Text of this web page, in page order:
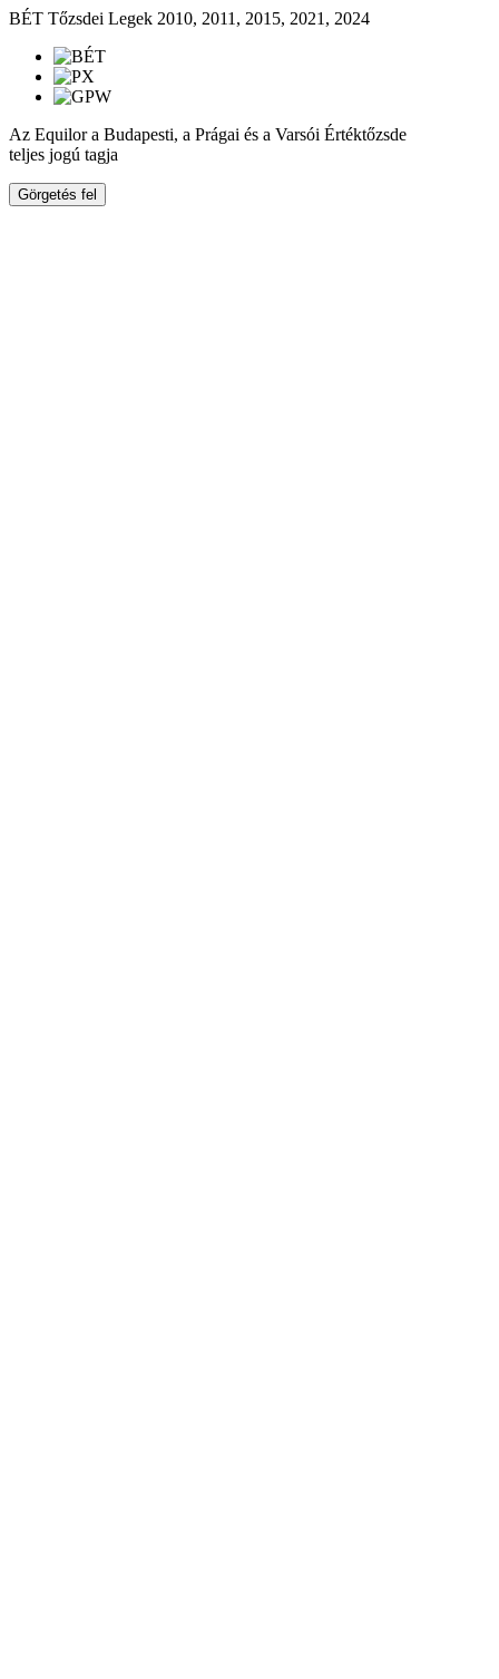
BÉT Tőzsdei Legek 2010, 2011, 2015, 2021, 2024
Az Equilor a Budapesti, a Prágai és a Varsói Értéktőzsde
teljes jogú tagja
Görgetés fel